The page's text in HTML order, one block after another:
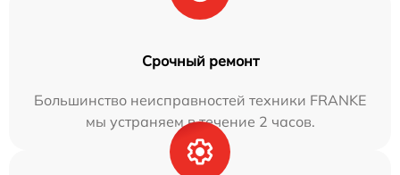
Срочный ремонт
Большинство неисправностей техники FRANKE
мы устраняем в течение 2 часов.